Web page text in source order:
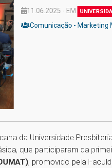
11.06.2025 - EM
Comunicação - Marketing
da Universidade
que participaram da
, promovido pela